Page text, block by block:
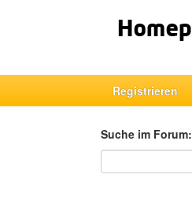
Registrieren
Suche im Forum:
Suche im Forum